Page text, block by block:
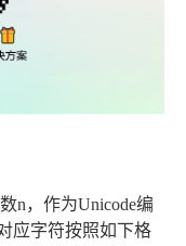
n，作为Unicode编
应字符按照如下格